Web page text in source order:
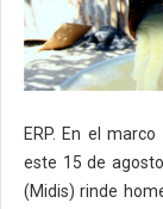
ERP. En el
este 15 de
(Midis) rinde